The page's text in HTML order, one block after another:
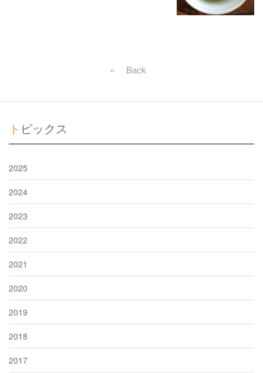
« 戻る
トピックス
2025
2024
2023
2022
2021
2020
2019
2018
2017